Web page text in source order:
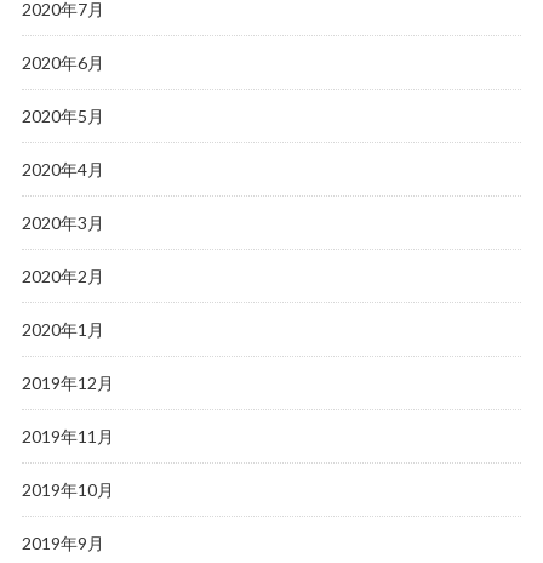
2020年7月
2020年6月
2020年5月
2020年4月
2020年3月
2020年2月
2020年1月
2019年12月
2019年11月
2019年10月
2019年9月